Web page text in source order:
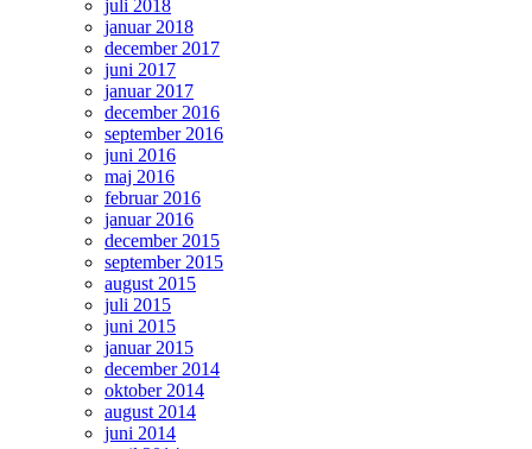
juli 2018
januar 2018
december 2017
juni 2017
januar 2017
december 2016
september 2016
juni 2016
maj 2016
februar 2016
januar 2016
december 2015
september 2015
august 2015
juli 2015
juni 2015
januar 2015
december 2014
oktober 2014
august 2014
juni 2014